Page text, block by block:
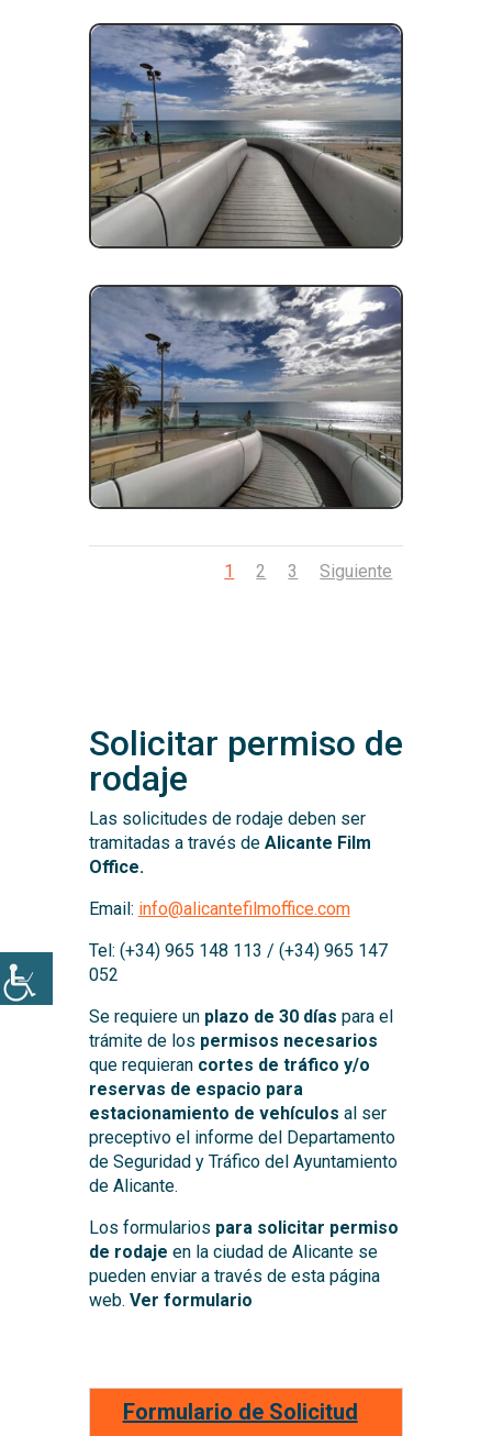
1 2 3 Siguiente
Solicitar permiso de
rodaje
Las solicitudes de rodaje deben ser
tramitadas a través deAlicante Film
Office.
Email: info@alicantefilmoffice.com
Tel: (+34) 965 148 113 / (+34) 965 147
052
Se requiere unplazo de 30 días para el
trámite de los permisos necesarios
que requierancortes de tráfico y/o
reservas de espacio para
estacionamiento de vehículos al ser
preceptivo el informe del Departamento
de Seguridad y Tráfico del Ayuntamiento
de Alicante.
Los formularios para solicitar permiso
de rodaje en la ciudad de Alicante se
pueden enviar a través de esta página
web. Ver formulario
Formulario de Solicitud